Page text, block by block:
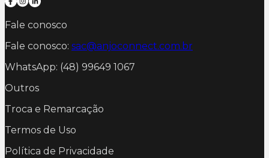
Fale conosco
Fale conosco: sac@anjoconnect.com.br
WhatsApp: (48) 99649 1067
Outros
Troca e Remarcação
Termos de Uso
Política de Privacidade